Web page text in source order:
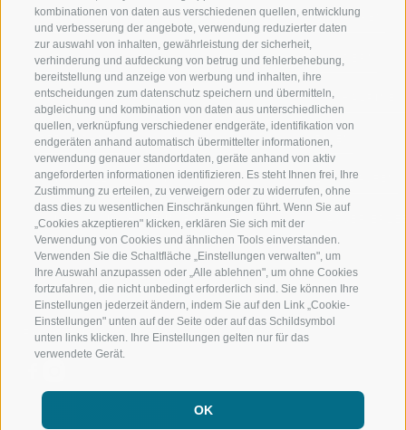
kombinationen von daten aus verschiedenen quellen, entwicklung
und verbesserung der angebote, verwendung reduzierter daten
zur auswahl von inhalten, gewährleistung der sicherheit,
verhinderung und aufdeckung von betrug und fehlerbehebung,
bereitstellung und anzeige von werbung und inhalten, ihre
entscheidungen zum datenschutz speichern und übermitteln,
abgleichung und kombination von daten aus unterschiedlichen
quellen, verknüpfung verschiedener endgeräte, identifikation von
endgeräten anhand automatisch übermittelter informationen,
verwendung genauer standortdaten, geräte anhand von aktiv
angeforderten informationen identifizieren. Es steht Ihnen frei, Ihre
Zustimmung zu erteilen, zu verweigern oder zu widerrufen, ohne
dass dies zu wesentlichen Einschränkungen führt. Wenn Sie auf
„Cookies akzeptieren" klicken, erklären Sie sich mit der
Verwendung von Cookies und ähnlichen Tools einverstanden.
Verwenden Sie die Schaltfläche „Einstellungen verwalten", um
Ihre Auswahl anzupassen oder „Alle ablehnen", um ohne Cookies
fortzufahren, die nicht unbedingt erforderlich sind. Sie können Ihre
Einstellungen jederzeit ändern, indem Sie auf den Link „Cookie-
Einstellungen" unten auf der Seite oder auf das Schildsymbol
unten links klicken. Ihre Einstellungen gelten nur für das
verwendete Gerät.
OK
JAUFENTAL
RATSCHINGS
RIDNAUNTAL
BERGBAHNEN
SKISCHULE RATSCHINGS
LUISL'S SKISCHULE IN RATSCHINGS
SKIFAHREN
WANDERN
HOCHALPINE
BIKEN
LANGLAUFEN
FOLGE UNS AUF SOCIAL MEDIA